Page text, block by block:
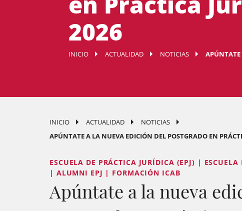
2026
INICIO ACTUALIDAD NOTICIAS APÚNTATE
INICIO ACTUALIDAD
NOTICIAS
APÚNTATE A LA NUEVA EDICIÓN DEL POSTGRADO EN
ESCUELA DE PRÁCTICA JURÍDICA (EPJ) |
| ALUMNI EPJ | FORMACIÓN ICAB
Apúntate a la nueva